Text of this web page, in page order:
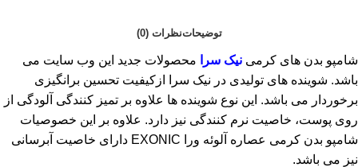
توضیحاتنظرات (0)
شامپو بدن های کرمی نیک سرا
محصولات جدید این وب سایت می
باشد. شوینده های تولیدی در نیک سرا ازکیفیت تحسین برانگیزی
برخوردار می باشد. این نوع شوینده ها علاوه بر تمیز کنندگی آلودگی از
روی پوست، خاصیت نرم کنندگی نیز دارد. علاوه بر این خصوصیات
شامپو بدن کرمی عصاره آلوئه ورا EXONIC دارای خاصیت آبرسانی
نیز می باشد.